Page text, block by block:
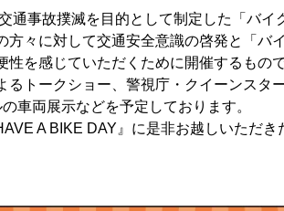
通事故撲滅を目的として制定した「バイ
方々に対して交通安全意識の啓発と「バ
性を感じていただくために開催するもの
るトークショー、警視庁・クイーンスタ
車両展示などを予定しております。
A BIKE DAY』に是非お越しいただき